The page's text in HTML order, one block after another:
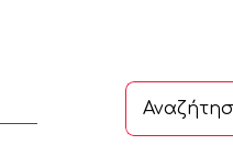
Αναζήτηση
...